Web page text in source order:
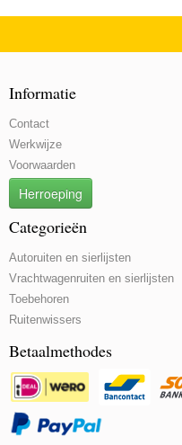
Informatie
Contact
Werkwijze
Voorwaarden
Herroeping
Categorieën
Autoruiten en sierlijsten
Vrachtwagenruiten en sierlijsten
Toebehoren
Ruitenwissers
Betaalmethodes